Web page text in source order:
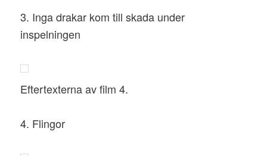
3. Inga drakar kom till skada under
inspelningen
Eftertexterna av film 4.
4. Flingor